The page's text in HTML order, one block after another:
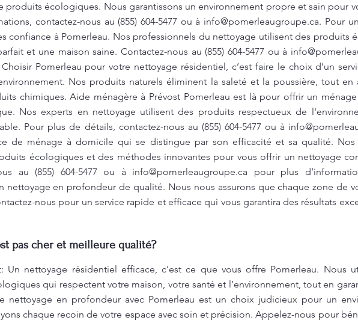
écologiques. Nous garantissons un environnement propre et sain pour
contactez-nous au (855) 604-5477 ou à info@pomerleaugroupe.ca. Pour
confiance à Pomerleau. Nos professionnels du nettoyage utilisent des produits
et une maison saine. Contactez-nous au (855) 604-5477 ou à
Pomerleau pour votre nettoyage résidentiel, c’est faire le choix d’un
Nos produits naturels éliminent la saleté et la poussière, tout en
chimiques. Aide ménagère à Prévost Pomerleau est là pour offrir un
Nos experts en nettoyage utilisent des produits respectueux de
Pour plus de détails, contactez-nous au (855) 604-5477 ou à
de ménage à domicile qui se distingue par son efficacité et sa qualité. Nos
écologiques et des méthodes innovantes pour vous offrir un nettoyage
au (855) 604-5477 ou à info@pomerleaugroupe.ca pour plus
nettoyage en profondeur de qualité. Nous nous assurons que chaque zone de
nous pour un service rapide et efficace qui vous garantira des résultats
pas cher et meilleure qualité?
Un nettoyage résidentiel efficace, c’est ce que vous offre Pomerleau. Nous
qui respectent votre maison, votre santé et l’environnement, tout en
nettoyage en profondeur avec Pomerleau est un choix judicieux pour un
chaque recoin de votre espace avec soin et précision. Appelez-nous pour